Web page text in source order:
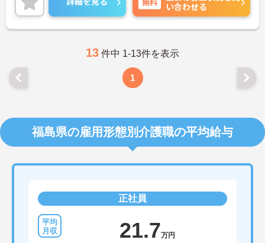
ご興味ある方には、面接対策ポイントなど、さらに
詳細をお話しいたしますのでお気軽にご相談くださ
い！
い合わせる
13 件中 1-13件を表示
1
福島県の雇用形態別介護職の平均給与
正社員
21.7万円